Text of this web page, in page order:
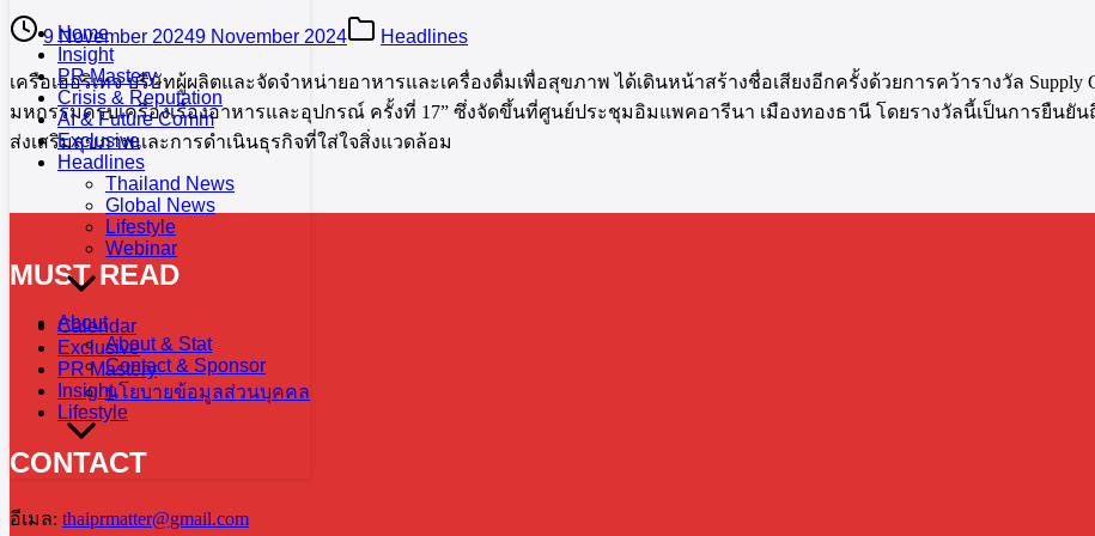
Home
Insight
PR Mastery
Crisis & Reputation
AI & Future Comm
Exclusive
Headlines
Thailand News
Global News
Lifestyle
Webinar
About
About & Stat
Contact & Sponsor
นโยบายข้อมูลส่วนบุคคล
9 November 20249 November 2024 Headlines
เครือเฮอริเทจ บริษัทผู้ผลิตและจัดจำหน่ายอาหารและเครื่องดื่มเพื่อสุขภาพ ได้เดินหน้าสร้างชื่อเสียงอีกครั้งด้วยการคว้ารางวัล Supply
มหกรรมครบเครื่องเรื่องอาหารและอุปกรณ์ ครั้งที่ 17” ซึ่งจัดขึ้นที่ศูนย์ประชุมอิมแพคอารีนา เมืองทองธานี โดยรางวัลนี้เป็นการยืน
ส่งเสริมสุขภาพและการดำเนินธุรกิจที่ใส่ใจสิ่งแวดล้อม
MUST READ
Calendar
Exclusive
PR Mastery
Insight
Lifestyle
CONTACT
อีเมล: thaiprmatter@gmail.com